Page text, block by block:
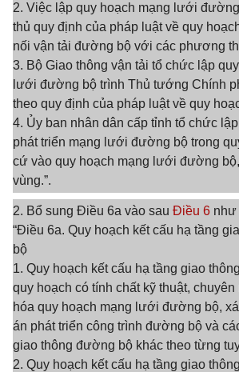
2. Việc lập quy hoạch mạng lưới
thủ quy định của pháp luật về quy
nối vận tải đường bộ với các phương
3. Bộ Giao thông vận tải tổ chức lập
lưới đường bộ trình Thủ tướng Chính
theo quy định của pháp luật về quy
4. Ủy ban nhân dân cấp tỉnh tổ chức
phát triển mạng lưới đường bộ trong
cứ vào quy hoạch mạng lưới đường
vùng.”.
2. Bổ sung Điều 6a vào sau Điều 6 như
“Điều 6a. Quy hoạch kết cấu hạ tầng
bộ
1. Quy hoạch kết cấu hạ tầng giao
quy hoạch có tính chất kỹ thuật, chuyên
hóa quy hoạch mạng lưới đường bộ,
án phát triển công trình đường bộ và
giao thông đường bộ khác theo từng
2. Quy hoạch kết cấu hạ tầng giao